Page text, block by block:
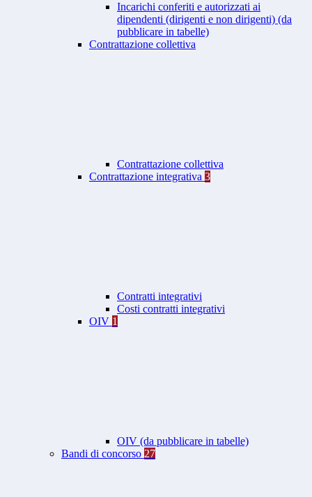
Incarichi conferiti e autorizzati ai
dipendenti (dirigenti e non dirigenti) (da
pubblicare in tabelle)
Contrattazione collettiva
Contrattazione collettiva
Contrattazione integrativa 3
Contratti integrativi
Costi contratti integrativi
OIV 1
OIV (da pubblicare in tabelle)
Bandi di concorso 27